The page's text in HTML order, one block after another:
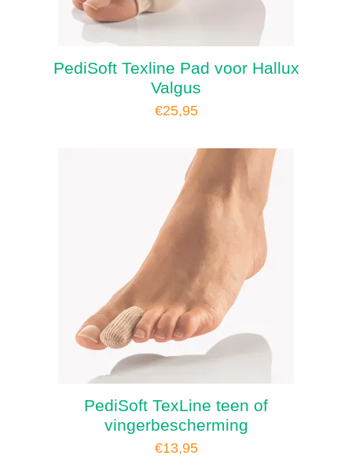
PediSoft Texline Pad voor Hallux
Valgus
€25,95
PediSoft TexLine teen of
vingerbescherming
€13,95